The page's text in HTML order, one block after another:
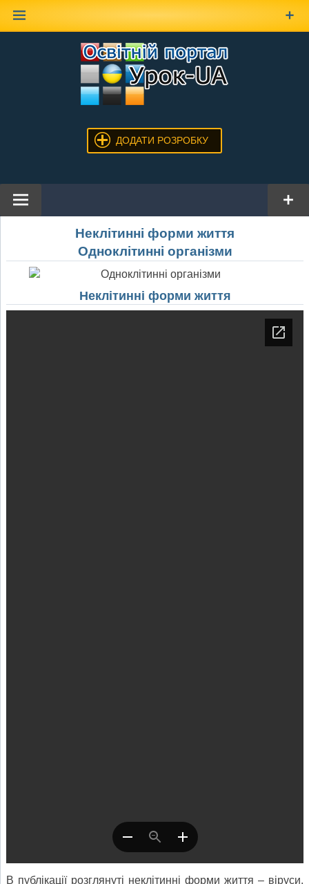
ДОДАТИ РОЗРОБКУ
Неклітинні форми життя
Одноклітинні організми
Неклітинні форми життя
В публікації розглянуті неклітинні форми життя – віруси.